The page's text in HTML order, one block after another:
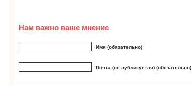
Нам важно ваше мнение
Имя (обязательно)
Почта (не публикуется) (обязательно)